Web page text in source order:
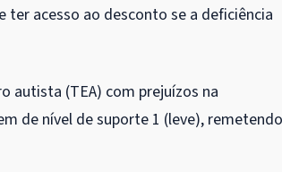
ter acesso ao desconto se a deficiência
autista (TEA) com prejuízos na
de nível de suporte 1 (leve),